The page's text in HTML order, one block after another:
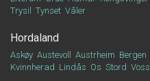
Trysil
Tynset Våler
Hordaland
Askøy Austevoll Austrheim Bergen
Kvinnherad Lindås Os Stord Voss